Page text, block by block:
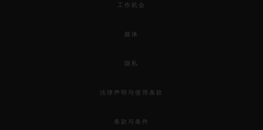
工作机会
媒体
隐私
法律声明与使用条款
条款与条件